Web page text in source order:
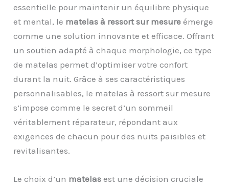
essentielle pour maintenir un équilibre physique
et mental, le matelas à ressort sur mesure émerge
comme une solution innovante et efficace. Offrant
un soutien adapté à chaque morphologie, ce type
de matelas permet d’optimiser votre confort
durant la nuit. Grâce à ses caractéristiques
personnalisables, le matelas à ressort sur mesure
s’impose comme le secret d’un sommeil
véritablement réparateur, répondant aux
exigences de chacun pour des nuits paisibles et
revitalisantes.
Le choix d’un matelas est une décision cruciale